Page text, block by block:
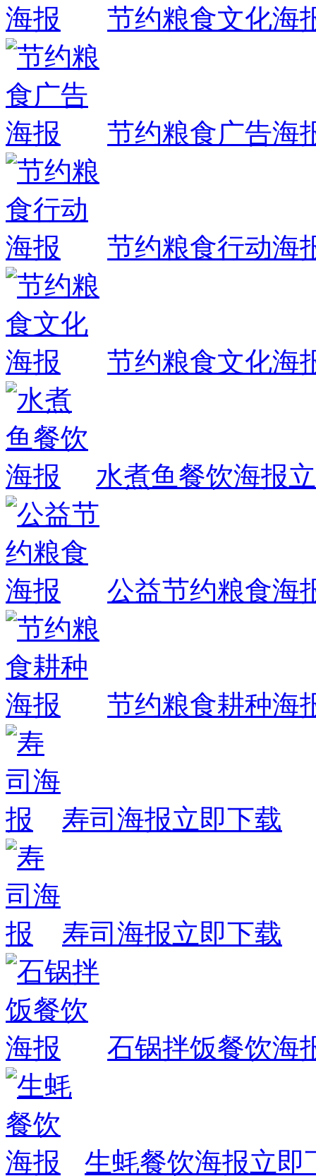
节约粮食文化海
节约粮食广告海
节约粮食行动海
节约粮食文化海
水煮鱼餐饮海报
公益节约粮食海
节约粮食耕种海
寿司海报立即下载
寿司海报立即下载
石锅拌饭餐饮海
生蚝餐饮海报立即